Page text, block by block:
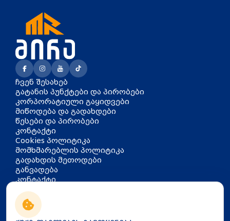
კონტაქტი
თბილისი, აკაკი წერეთლის
გამზირი 126
info@mira.ge
ჩვენ შესახებ
გატანის პუნქტები და პირობები
კორპორატიული გაყიდვები
მიწოდება და გადახდები
წესები და პირობები
კონტაქტი
Cookies პოლიტიკა
მომხმარებლის პოლიტიკა
გადახდის მეთოდები
განვადება